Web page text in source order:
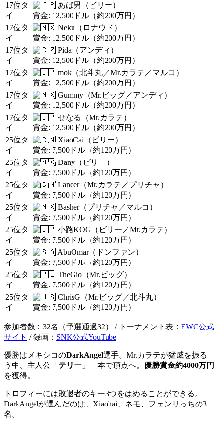
17位タ
イ
あば男（ビリー）
賞金: 12,500ドル（約200万円）
17位タ
イ
Neku（ロナウド）
賞金: 12,500ドル（約200万円）
17位タ
イ
Pida（アンディ）
賞金: 12,500ドル（約200万円）
17位タ
イ
mok（北斗丸／Mr.カラテ／マルコ）
賞金: 12,500ドル（約200万円）
17位タ
イ
Gummy（Mr.ビッグ／アンディ）
賞金: 12,500ドル（約200万円）
17位タ
イ
せなる（Mr.カラテ）
賞金: 12,500ドル（約200万円）
25位タ
イ
XiaoCai（ビリー）
賞金: 7,500ドル（約120万円）
25位タ
イ
Dany（ビリー）
賞金: 7,500ドル（約120万円）
25位タ
イ
Lancer（Mr.カラテ／プリチャ）
賞金: 7,500ドル（約120万円）
25位タ
イ
Basher（プリチャ／マルコ）
賞金: 7,500ドル（約120万円）
25位タ
イ
小路KOG（ビリー／Mr.カラテ）
賞金: 7,500ドル（約120万円）
25位タ
イ
AbuOmar（ドンファン）
賞金: 7,500ドル（約120万円）
25位タ
イ
TheGio（Mr.ビッグ）
賞金: 7,500ドル（約120万円）
25位タ
イ
ChrisG（Mr.ビッグ／北斗丸）
賞金: 7,500ドル（約120万円）
参加者数：32名（予選通過32） / トーナメント表： EWC公式
サイト / 録画： SNK公式YouTube
優勝はメキシコのDarkAngel選手。Mr.カラテが猛威を振る
う中、主人公「 テリー 」一本で頂点へ。 優勝賞金約4000万円
を獲得。
トロフィーには敗退者のキー3つをはめることができる。
DarkAngelが選んだのは、Xiaohai、ネモ、フェンリっちの3
名。